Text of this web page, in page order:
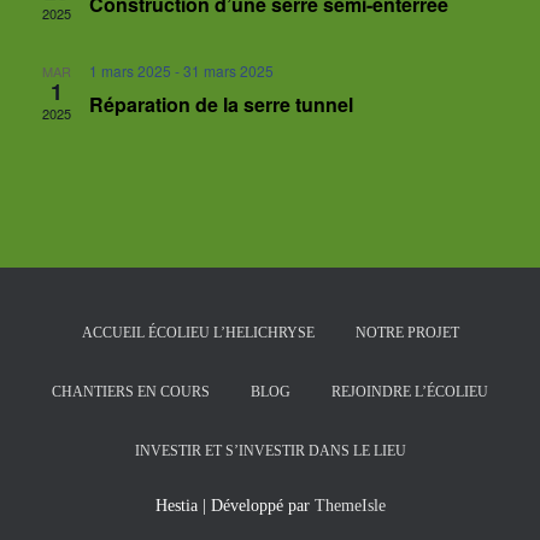
2025
MAR
1
2025
1 mars 2025 -31 mars 2025
Réparation de la serre tunnel
ACCUEIL ÉCOLIEU L’HELICHRYSE NOTRE PROJET
CHANTIERS EN COURS BLOG REJOINDRE L’ÉCOLIEU
INVESTIR ET S’INVESTIR DANS LE LIEU
Hestia | Développé par ThemeIsle